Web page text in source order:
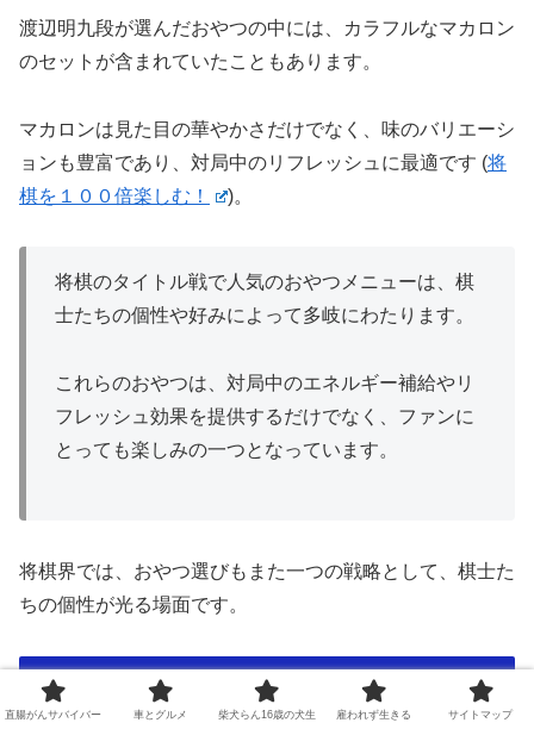
渡辺明九段が選んだおやつの中には、カラフルなマカロン
のセットが含まれていたこともあります。
マカロンは見た目の華やかさだけでなく、味のバリエーシ
ョンも豊富であり、対局中のリフレッシュに最適です​ (将
棋を１００倍楽しむ！
)​。
将棋のタイトル戦で人気のおやつメニューは、棋
士たちの個性や好みによって多岐にわたります。
これらのおやつは、対局中のエネルギー補給やリ
フレッシュ効果を提供するだけでなく、ファンに
とっても楽しみの一つとなっています。
将棋界では、おやつ選びもまた一つの戦略として、棋士た
ちの個性が光る場面です。
加藤一二三九段のおやつに関する逸話は有
名
直腸がんサバイバー 車とグルメ 柴犬らん16歳の犬生 雇われず生きる サイトマップ